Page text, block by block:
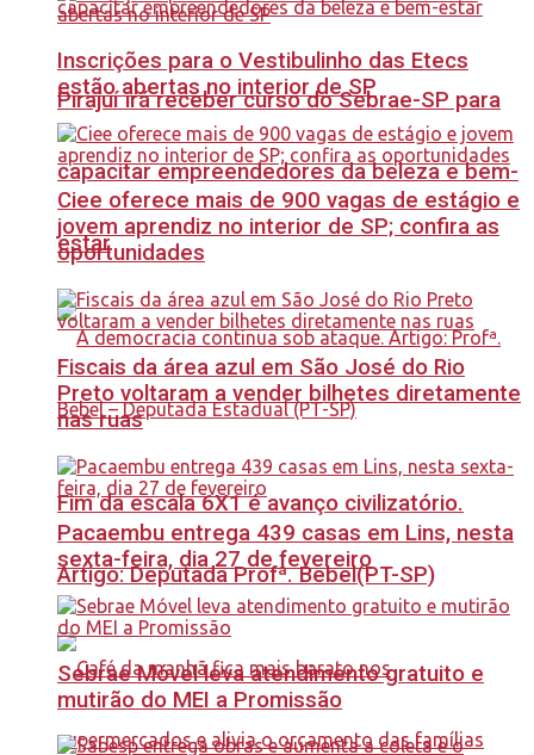
Pirajuí irá receber curso do Sebrae-SP para
capacitar empreendedores da beleza e bem-
estar
Fim da escala 6X1 é avanço civilizatório.
Artigo: Deputada Profª. Bebel(PT-SP)
Inscrições para o Vestibulinho das Etecs
estão abertas no interior de SP
Ciee oferece mais de 900 vagas de estágio e
jovem aprendiz no interior de SP; confira as
oportunidades
Fiscais da área azul em São José do Rio
Preto voltaram a vender bilhetes diretamente
nas ruas
Pacaembu entrega 439 casas em Lins, nesta
sexta-feira, dia 27 de fevereiro
Sebrae Móvel leva atendimento gratuito e
mutirão do MEI a Promissão